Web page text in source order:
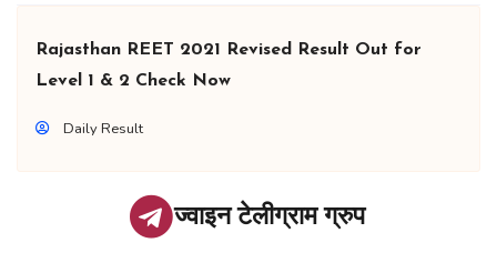
Rajasthan REET 2021 Revised Result Out for
Level 1 & 2 Check Now
Daily Result
ज्वाइन टेलीग्राम ग्रुप